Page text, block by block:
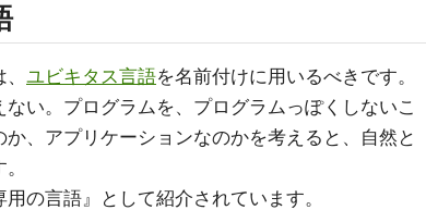
ユビキタス言語を名前付けに用いるべきです。
い。プログラムを、プログラムっぽくしないこ
、アプリケーションなのかを考えると、自然と
の言語』として紹介されています。